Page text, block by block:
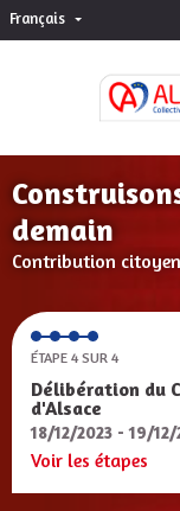
Français Choisir la langue
demain
Contribution
ÉTAPE 4 SUR 4
Délibération du
d'Alsace
18/12/2023 - 19/12/
Voir les étapes